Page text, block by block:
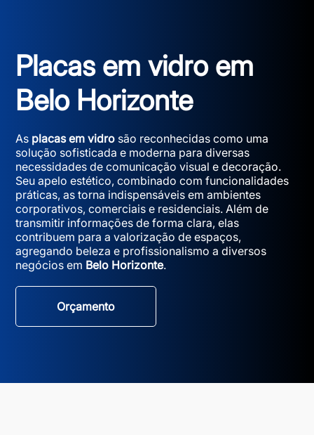
Placas em vidro em
Belo Horizonte
As placas em vidro são reconhecidas como uma
solução sofisticada e moderna para diversas
necessidades de comunicação visual e decoração.
Seu apelo estético, combinado com funcionalidades
práticas, as torna indispensáveis em ambientes
corporativos, comerciais e residenciais. Além de
transmitir informações de forma clara, elas
contribuem para a valorização de espaços,
agregando beleza e profissionalismo a diversos
negócios em Belo Horizonte.
Orçamento